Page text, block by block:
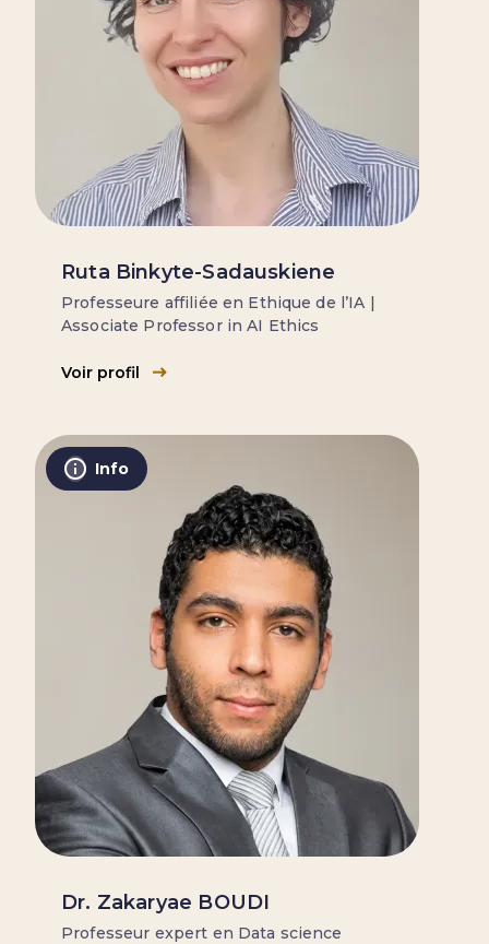
Ruta Binkyte-Sadauskiene
Professeure affiliée en Ethique de l’IA |
Associate Professor in AI Ethics
Voir profil
Info
Dr. Zakaryae BOUDI
Professeur expert en Data science